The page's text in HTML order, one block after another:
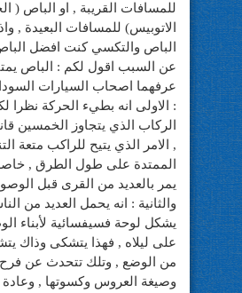
للمسافات القريبة , او الباص (
الاتوبيس) للمسافات البعيدة ,
الباص والتكسي كنت افضل
عن السبب اقول لكم : الباص
عرفهما اصحاب السيارات السوداء
: الاولى انه بطيء الحركة نظرا
الركاب الذي يتجاوز الخمسين
, الامر الذي يتيح للراكب متعة
الممتدة على طول الطرق ,
يمر بالعديد من القرى قبل
والثانية : انه يحمل العديد من
يشكل لوحة فسيفسائية لأبناء
على ليلاه , فهذا يتشكى وذاك
من الوضع , وتلك تتحدث عن فرح
وصيغة العروس وكسوتها ,